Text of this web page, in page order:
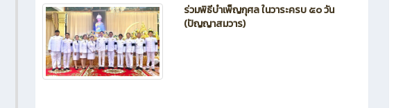
กรกฎาคม 2026
ข่าวสาร